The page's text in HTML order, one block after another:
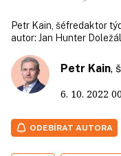
Petr Kain, šéfredaktor
autor: Jan Hunter
Petr Kain,
6. 10. 2022
ODEBÍRAT AUTORA